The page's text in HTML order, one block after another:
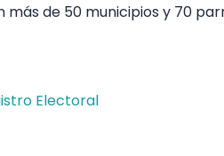
de 50 municipios y 70
Electoral